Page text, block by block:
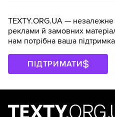
TEXTY.ORG.UA —
реклами й замовних
нам потрібна ваша
ПІДТРИМАТИ